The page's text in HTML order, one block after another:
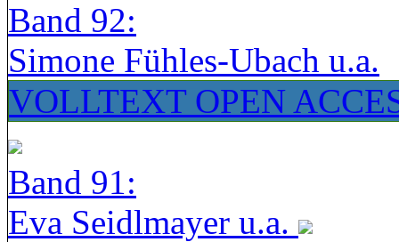
Band 92:
Simone Fühles-Ubach u.a.
VOLLTEXT OPEN
Band 91:
Eva Seidlmayer u.a.